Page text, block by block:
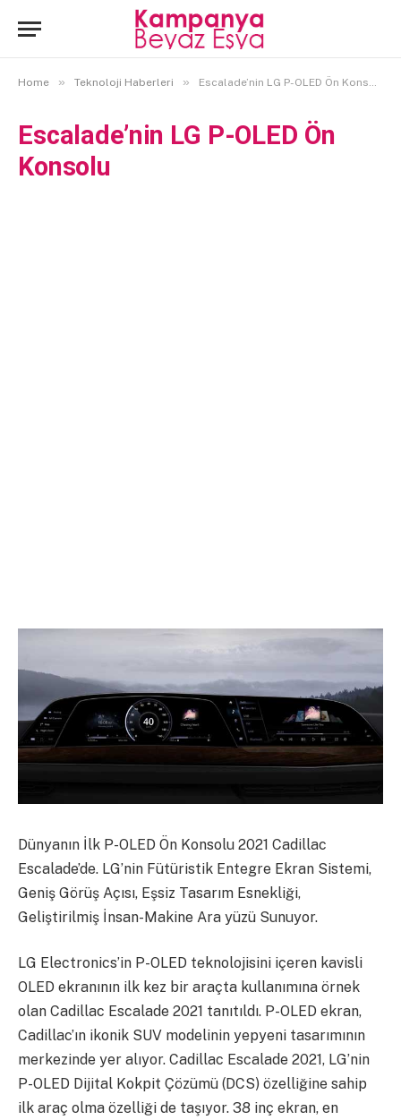
Home » Teknoloji Haberleri » Escalade’nin LG P-OLED Ön Konsolu
Escalade’nin LG P-OLED Ön
Konsolu
Dünyanın İlk P-OLED Ön Konsolu 2021 Cadillac
Escalade’de. LG’nin Fütüristik Entegre Ekran Sistemi,
Geniş Görüş Açısı, Eşsiz Tasarım Esnekliği,
Geliştirilmiş İnsan-Makine Ara yüzü Sunuyor.
LG Electronics’in P-OLED teknolojisini içeren kavisli
OLED ekranının ilk kez bir araçta kullanımına örnek
olan Cadillac Escalade 2021 tanıtıldı. P-OLED ekran,
Cadillac’ın ikonik SUV modelinin yepyeni tasarımının
merkezinde yer alıyor. Cadillac Escalade 2021, LG’nin
P-OLED Dijital Kokpit Çözümü (DCS) özelliğine sahip
ilk araç olma özelliği de taşıyor. 38 inç ekran, en